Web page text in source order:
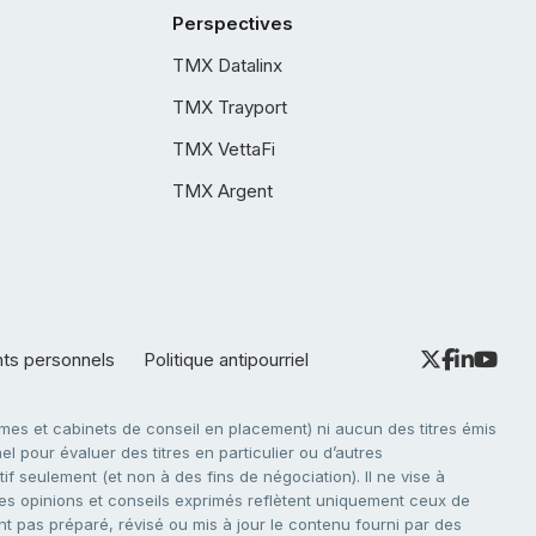
Perspectives
TMX Datalinx
TMX Trayport
TMX VettaFi
TMX Argent
personnels Politique antipourriel
et cabinets de conseil en placement) ni aucun des titres émis
pour évaluer des titres en particulier ou d’autres
seulement (et non à des fins de négociation). Il ne vise à
opinions et conseils exprimés reflètent uniquement ceux de
pas préparé, révisé ou mis à jour le contenu fourni par des